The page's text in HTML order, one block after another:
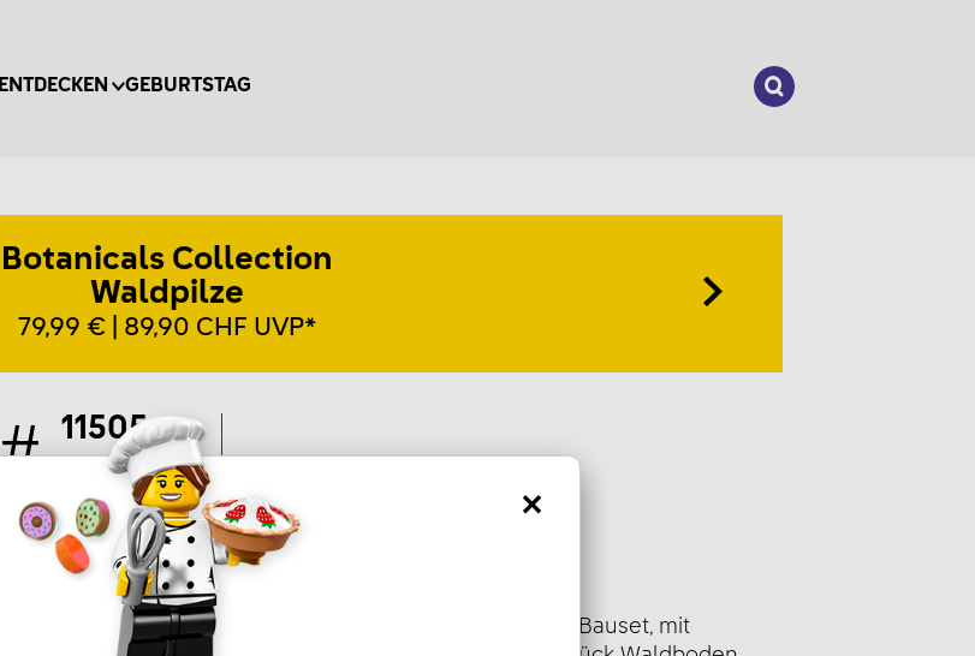
ENTDECKEN GEBURTSTAG
Suchen
Botanicals Collection
Waldpilze
79,99 € | 89,90 CHF UVP*
11505
Artikel
LEGO® Botanicals Waldpilze ist ein Bauset, mit